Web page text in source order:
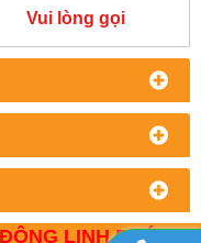
GIẢM TỐC MẶT BÍCH
TUNGLEE
Vui lòng gọi
LINH PHÁT